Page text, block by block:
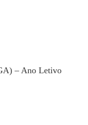
– Ano Letivo